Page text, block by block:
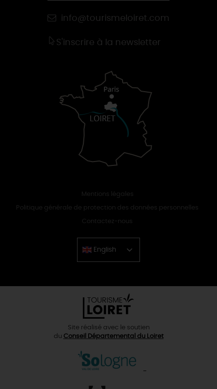
info@tourismeloiret.com
S'inscrire à la newsletter
Mentions légales
Politique générale de protection des données personnelles
Contactez-nous
English
Chinese
Site réalisé avec le soutien
du Conseil Départemental du Loiret